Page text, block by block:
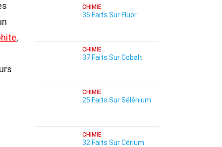
,
CHIMIE
35 Faits Sur Fluor
CHIMIE
37 Faits Sur Cobalt
CHIMIE
25 Faits Sur Sélénium
CHIMIE
32 Faits Sur Cérium